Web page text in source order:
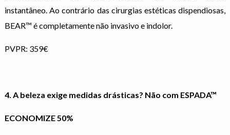
instantâneo. Ao contrário das cirurgias estéticas dispendiosas,
BEAR™ é completamente não invasivo e indolor.
PVPR: 359€
4. A beleza exige medidas drásticas? Não com ESPADA™
ECONOMIZE 50%